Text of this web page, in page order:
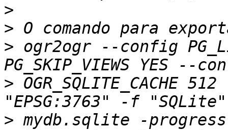
>
>
> ogr2ogr --config
> OGR_SQLITE_CACHE
> mydb.sqlite -